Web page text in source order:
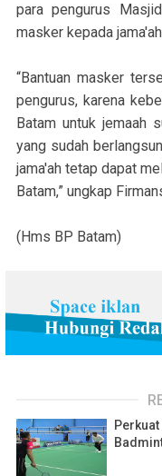
para pengurus
masker kepada
“Bantuan masker
pengurus, karena
Batam untuk jemaah
yang sudah
jama'ah tetap dapat
Batam,” ungkap
(Hms BP Batam)